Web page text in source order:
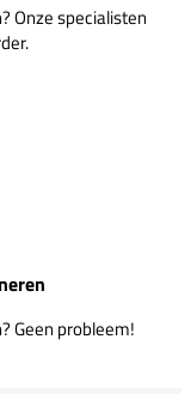
Onze specialisten
Geen probleem!